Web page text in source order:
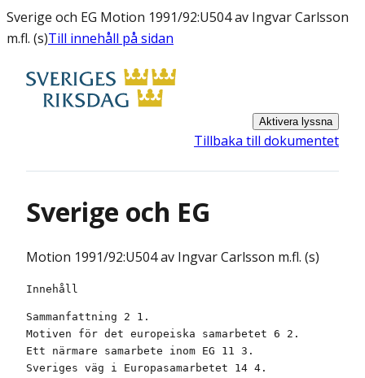
Sverige och EG Motion 1991/92:U504 av Ingvar Carlsson
m.fl. (s)Till innehåll på sidan
Aktivera lyssna
Tillbaka till dokumentet
Sverige och EG
Motion 1991/92:U504 av Ingvar Carlsson m.fl. (s)
Innehåll
Sammanfattning 2 1.
Motiven för det europeiska samarbetet 6 2.
Ett närmare samarbete inom EG 11 3.
Sveriges väg i Europasamarbetet 14 4.